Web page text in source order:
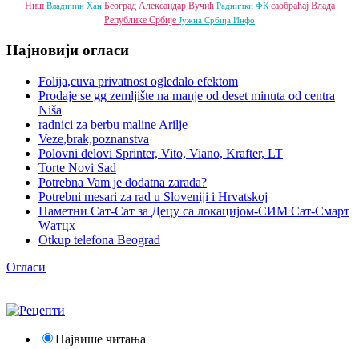
Ниш Владичин Хан Београд Александар Вучић Раднички ФК саобраћај Влада
Републике Србије Јужна Србија Инфо
Најновији огласи
Folija,cuva privatnost ogledalo efektom
Prodaje se gg zemljište na manje od deset minuta od centra
Niša
radnici za berbu maline Arilje
Veze,brak,poznanstva
Polovni delovi Sprinter, Vito, Viano, Krafter, LT
Torte Novi Sad
Potrebna Vam je dodatna zarada?
Potrebni mesari za rad u Sloveniji i Hrvatskoj
Паметни Сат-Сат за Децу са локацијом-СИМ Сат-Смарт
Wатцх
Otkup telefona Beograd
Огласи
Највише читања